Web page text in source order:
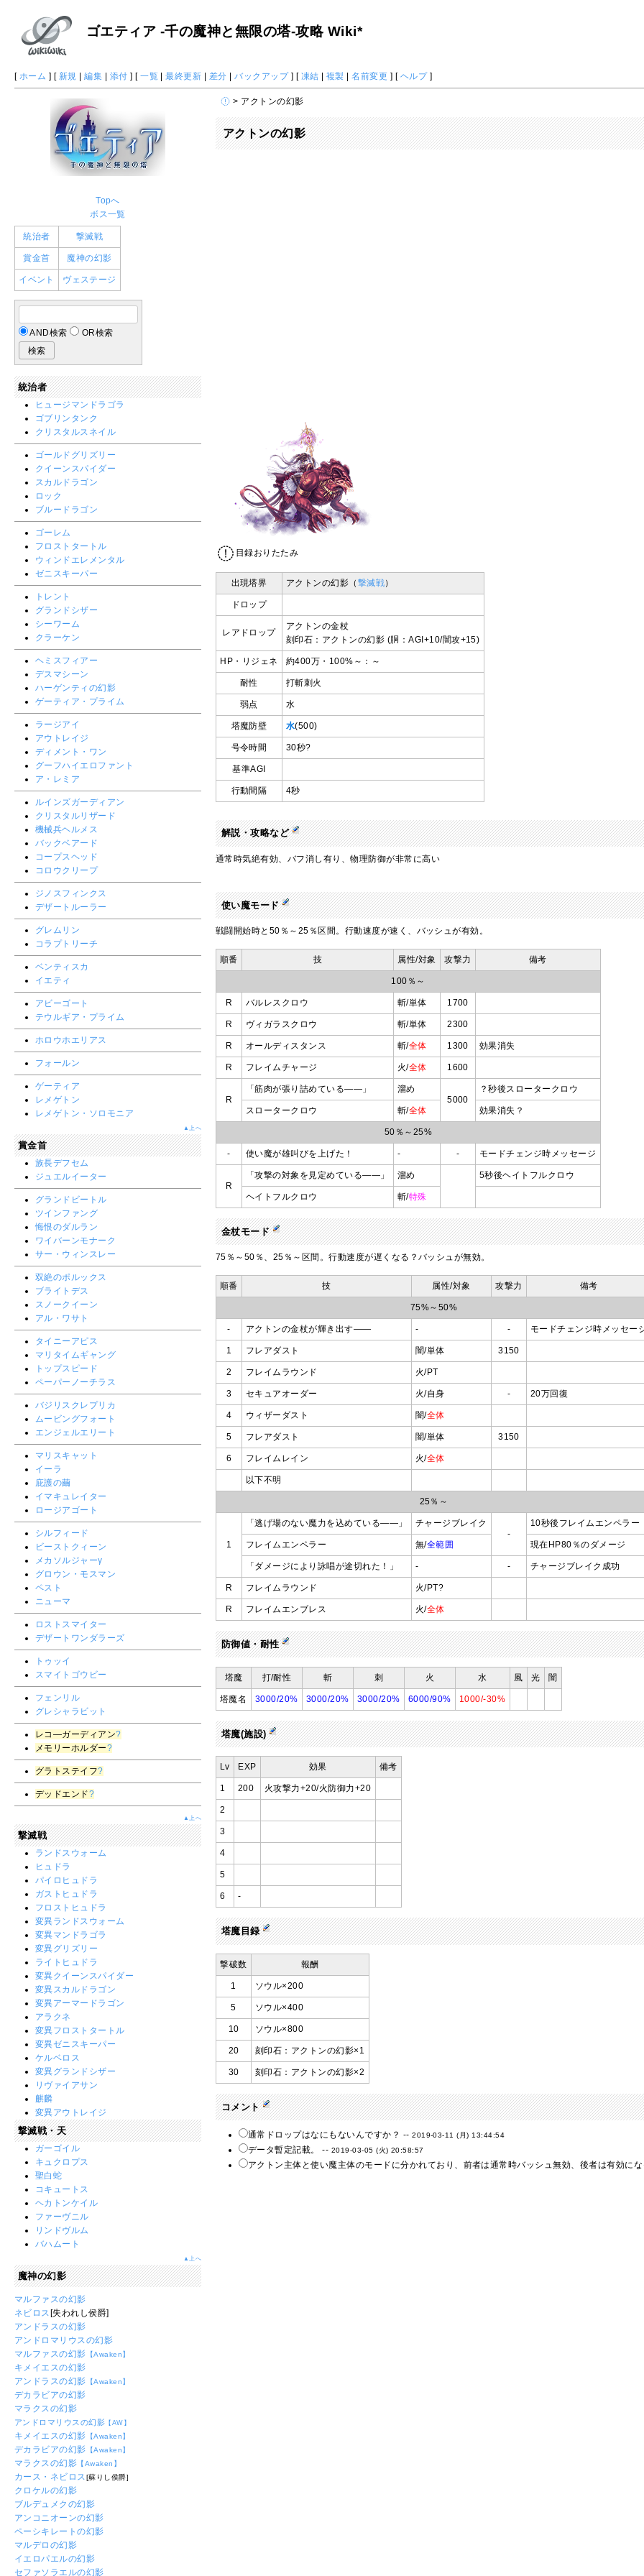
ゴエティア -千の魔神と無限の塔-攻略 Wiki*
[ ホーム ] [ 新規 |編集 | 添付 ] [一覧 |最終更新 | 差分 |バックアップ] [ 凍結 | 複製 |名前変更 ] [ ヘルプ]
> アクトンの幻影
アクトンの幻影
目録おりたたみ
出現塔界 アクトンの幻影（ 撃滅戦）
ドロップ
レアドロップ
アクトンの金杖
刻印石：アクトンの幻影 (胴：AGI+10/闇攻+15)
HP・リジェネ 約400万・100%～：～
耐性 打斬刺火
弱点 水
塔魔防壁 水(500)
号令時間 30秒?
基準AGI
行動間隔 4秒
解説・攻略など
通常時気絶有効、バフ消し有り、物理防御が非常に高い
使い魔モード
戦闘開始時と50％～25％区間。行動速度が速く、バッシュが有効。
順番 技 属性/対象 攻撃力 備考
100％～
R バルレスクロウ 斬/単体 1700
R ヴィガラスクロウ 斬/単体 2300
R オールディスタンス 斬/全体 1300 効果消失
R フレイムチャージ 火/全体 1600
R
「筋肉が張り詰めている――」
溜め
5000
？秒後スロータークロウ
スロータークロウ 斬/全体 効果消失？
50％～25%
- 使い魔が雄叫びを上げた！ - - モードチェンジ時メッセージ
R
「攻撃の対象を見定めている――」 溜め 5秒後ヘイトフルクロウ
ヘイトフルクロウ 斬/特殊
金杖モード
75％～50％、25％～区間。行動速度が遅くなる？バッシュが無効。
順番 技 属性/対象 攻撃力 備考
75%～50%
- アクトンの金杖が輝き出す―― - - モードチェンジ時メッセー
1 フレアダスト 闇/単体 3150
2 フレイムラウンド 火/PT
3 セキュアオーダー 火/自身 - 20万回復
4 ウィザーダスト 闇/全体
5 フレアダスト 闇/単体 3150
6 フレイムレイン 火/全体
以下不明
25％～
1
「逃げ場のない魔力を込めている――」
チャージブレイク
-
10秒後フレイムエンペラー
フレイムエンペラー 無/全範囲 現在HP80％のダメージ
「ダメージにより詠唱が途切れた！」 - - チャージブレイク成功
R フレイムラウンド 火/PT?
R フレイムエンブレス 火/全体
防御値・耐性
塔魔 打/耐性 斬 刺 火 水 風 光 闇
塔魔名 3000/20% 3000/20% 3000/20% 6000/90% 1000/-30%
塔魔(施設)
Lv EXP 効果 備考
1 200 火攻撃力+20/火防御力+20
2
3
4
5
6 -
塔魔目録
撃破数 報酬
1 ソウル×200
5 ソウル×400
10 ソウル×800
20 刻印石：アクトンの幻影×1
30 刻印石：アクトンの幻影×2
コメント
通常ドロップはなにもないんですか？ --2019-03-11 (月) 13:44:54
データ暫定記載。 -- 2019-03-05 (火) 20:58:57
アクトン主体と使い魔主体のモードに分かれており、前者は通常時バッシュ無効、後者は有効に
Topへ
ボス一覧
統治者 撃滅戦
賞金首 魔神の幻影
イベント ヴェステージ
AND検索 OR検索
統治者
ヒュージマンドラゴラ
ゴブリンタンク
クリスタルスネイル
ゴールドグリズリー
クイーンスパイダー
スカルドラゴン
ロック
ブルードラゴン
ゴーレム
フロストタートル
ウィンドエレメンタル
ゼニスキーパー
トレント
グランドシザー
シーワーム
クラーケン
ヘミスフィアー
デスマシーン
ハーゲンティの幻影
ゲーティア・プライム
ラージアイ
アウトレイジ
ディメント・ワン
グーフハイエロファント
ア・レミア
ルインズガーディアン
クリスタルリザード
機械兵ヘルメス
バックベアード
コープスヘッド
コロウクリープ
ジノスフィンクス
デザートルーラー
グレムリン
コラプトリーチ
ベンティスカ
イエティ
アビーゴート
テウルギア・プライム
ホロウホエリアス
フォールン
ゲーティア
レメゲトン
レメゲトン・ソロモニア
▲上へ
賞金首
族長デフセム
ジュエルイーター
グランドビートル
ツインファング
悔恨のダルラン
ワイバーンモナーク
サー・ウィンスレー
双絶のポルックス
ブライトデス
スノークイーン
アル・ワサト
タイニーアピス
マリタイムギャング
トップスピード
ペーパーノーチラス
バジリスクレプリカ
ムービングフォート
エンジェルエリート
マリスキャット
イーラ
庇護の繭
イマキュレイター
ロージアゴート
シルフィード
ビーストクィーン
メカソルジャーγ
グロウン・モスマン
ペスト
ニューマ
ロストスマイター
デザートワンダラーズ
トゥッイ
スマイトゴウビー
フェンリル
グレシャラビット
レコ―ガーディアン?
メモリーホルダー?
グラトステイフ?
デッドエンド?
▲上へ
撃滅戦
ランドスウォーム
ヒュドラ
パイロヒュドラ
ガストヒュドラ
フロストヒュドラ
変異ランドスウォーム
変異マンドラゴラ
変異グリズリー
ライトヒュドラ
変異クイーンスパイダー
変異スカルドラゴン
変異アーマードラゴン
アラクネ
変異フロストタートル
変異ゼニスキーパー
ケルベロス
変異グランドシザー
リヴァイアサン
麒麟
変異アウトレイジ
撃滅戦・天
ガーゴイル
キュクロプス
聖白蛇
コキュートス
ヘカトンケイル
ファーヴニル
リンドヴルム
バハムート
▲上へ
魔神の幻影
マルファスの幻影
ネビロス [失われし侯爵]
アンドラスの幻影
アンドロマリウスの幻影
マルファスの幻影 【Awaken】
キメイエスの幻影
アンドラスの幻影 【Awaken】
デカラビアの幻影
マラクスの幻影
アンドロマリウスの幻影 【AW】
キメイエスの幻影 【Awaken】
デカラビアの幻影 【Awaken】
マラクスの幻影 【Awaken】
カース・ネビロス[蘇りし侯爵]
クロケルの幻影
ブルデュメクの幻影
アンコニオーンの幻影
ペーシキレートの幻影
マルデロの幻影
イエロパエルの幻影
セファソラエルの幻影